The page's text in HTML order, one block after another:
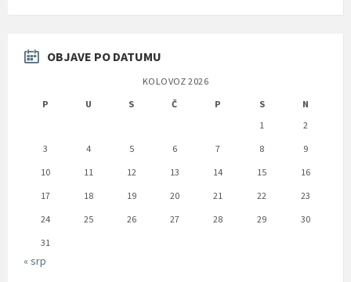
OBJAVE PO DATUMU
KOLOVOZ 2026
P
U S Č P S
N
1
2
3
4 5 6 7 8
9
10
11 12 13 14 15
16
17
18 19 20 21 22
23
24
25 26 27 28 29
30
31
« srp